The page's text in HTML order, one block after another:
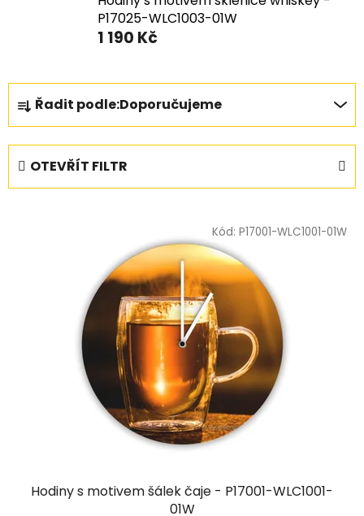
P17025-WLC1003-01W
1 190 Kč
Ř
a
z
e
n
í
Řadit podle:Doporučujeme
OTEVŘÍT FILTR
Hodiny s motivem šálek čaje - P17001-WLC1001-
01W
Kód: P17001-WLC1001-01W